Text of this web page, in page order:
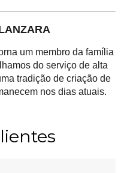
um membro da família
do serviço de alta
tradição de criação de
nos dias atuais.